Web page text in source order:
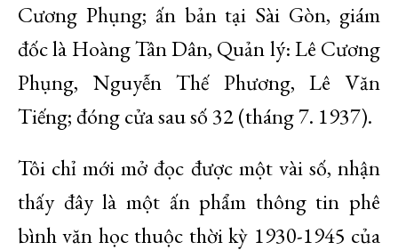
Cương Phụng; ấn bản tại Sài Gòn, giám
đốc là Hoàng Tân Dân, Quản lý: Lê Cương
Phụng, Nguyễn Thế Phương, Lê Văn
Tiếng; đóng cửa sau số 32 (tháng 7. 1937).
Tôi chỉ mới mở đọc được một vài số, nhận
thấy đây là một ấn phẩm thông tin phê
bình văn học thuộc thời kỳ 1930-1945 của